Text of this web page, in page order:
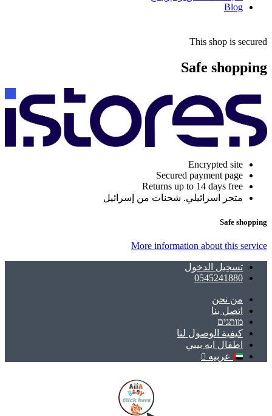
Blog
This shop is secured
Safe shopping
Encrypted site
Secured payment page
Returns up to 14 days free
متجر اسرائيلي. شحنات من إسرائيل
Safe shopping
More information about this service
تسجيل الدخول
0545241880
ﻣﻦ ﻧﺤﻦ
اتصل بنا
מותגים
كيفية الوصول لنا
اطفال ايه بيبي
عربيه